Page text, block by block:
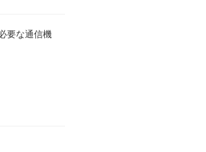
要な通信機